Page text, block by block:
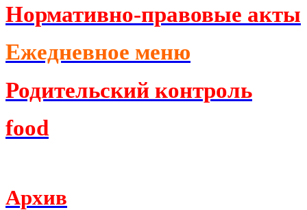
Нормативно-правовые акты
Ежедневное меню
Родительский контроль
food
Архив